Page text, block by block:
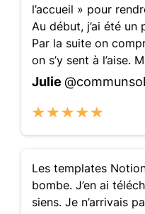
l’accueil » pour
Au début, j’ai été
Par la suite on
on s’y sent à l’aise.
Julie
Les templates
bombe. J’en ai
siens. Je n’arrivais